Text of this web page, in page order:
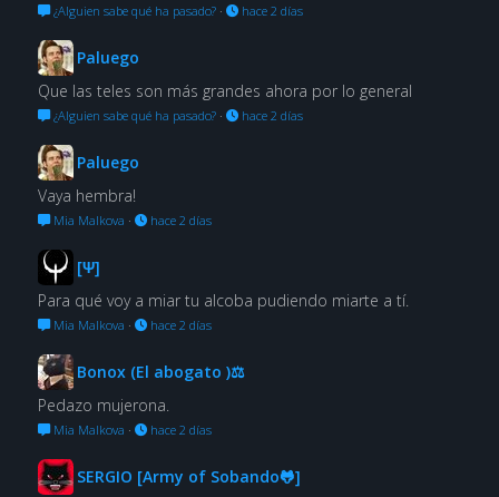
¿Alguien sabe qué ha pasado?· hace 2 días
Paluego
Que las teles son más grandes ahora por lo general
¿Alguien sabe qué ha pasado?· hace 2 días
Paluego
Vaya hembra!
Mia Malkova · hace 2 días
[Ψ]
Para qué voy a miar tu alcoba pudiendo miarte a tí.
Mia Malkova · hace 2 días
Bonox (El abogato )⚖
Pedazo mujerona.
Mia Malkova · hace 2 días
SERGIO [Army of Sobando🐸]